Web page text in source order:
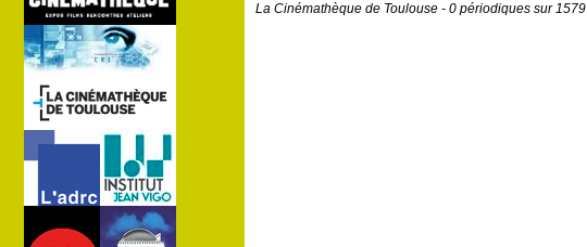
La Cinémathèque de Toulouse - 0 périodiques sur 1579